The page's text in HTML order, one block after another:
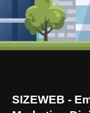
SIZEWEB -